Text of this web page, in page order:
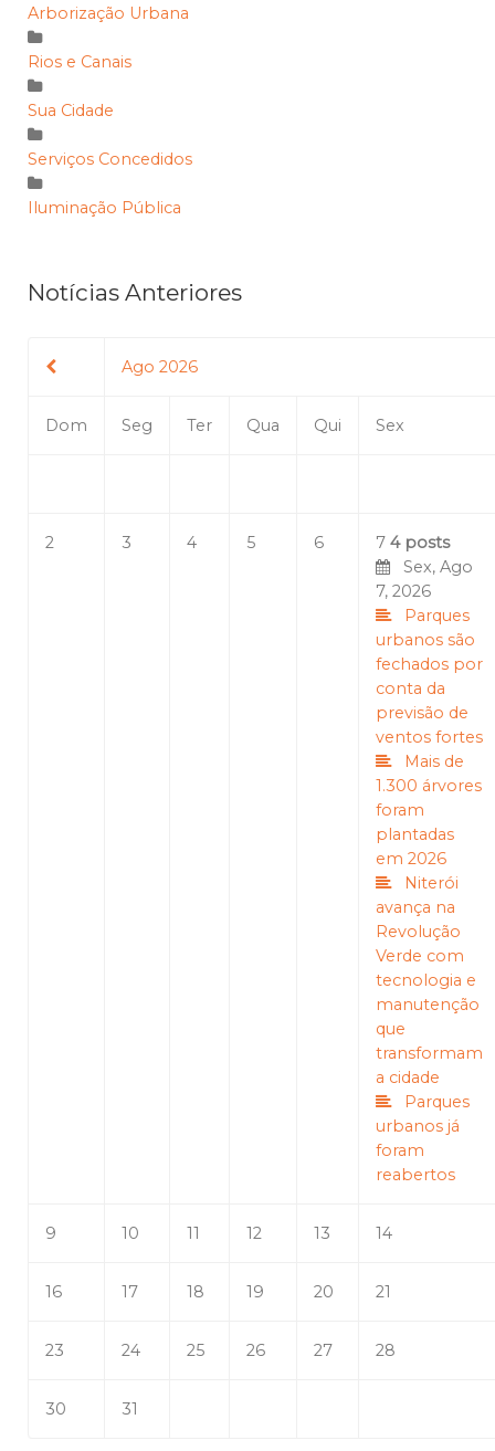
Arborização Urbana
Rios e Canais
Sua Cidade
Serviços Concedidos
Iluminação Pública
Notícias Anteriores
Ago 2026
Dom Seg Ter Qua Qui Sex
2 3 4 5 6 7 4 posts
Sex, Ago
7, 2026
Parques
urbanos são
fechados por
conta da
previsão de
ventos fortes
Mais de
1.300 árvores
foram
plantadas
em 2026
Niterói
avança na
Revolução
Verde com
tecnologia e
manutenção
que
transformam
a cidade
Parques
urbanos já
foram
reabertos
9 10 11 12 13 14
16 17 18 19 20 21
23 24 25 26 27 28
30 31